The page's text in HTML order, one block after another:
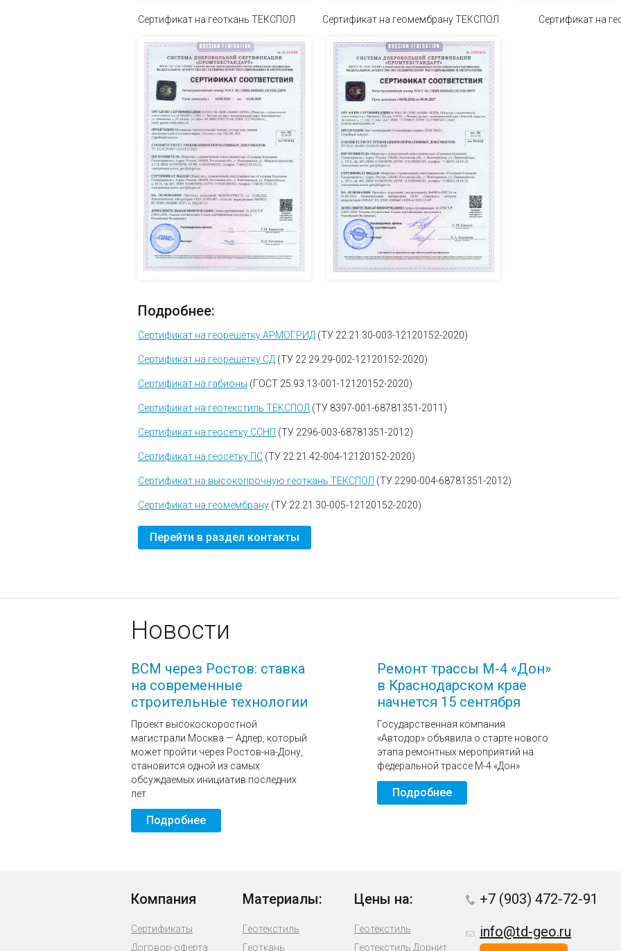
Сертификат на геоткань ТЕКСПОЛ Сертификат на геомембрану ТЕКСПОЛ Сертификат на
Подробнее:
Сертификат на георешетку АРМОГРИД (ТУ 22.21.30-003-12120152-2020)
Сертификат на георешетку СД (ТУ 22.29.29-002-12120152-2020)
Сертификат на габионы (ГОСТ 25.93.13-001-12120152-2020)
Сертификат на геотекстиль ТЕКСПОЛ (ТУ 8397-001-68781351-2011 )
Сертификат на геосетку ССНП (ТУ 2296-003-68781351-2012)
Сертификат на геосетку ПС (ТУ 22.21.42-004-12120152-2020)
Сертификат на высокопрочную геоткань ТЕКСПОЛ (ТУ 2290-004-68781351-2012)
Сертификат на геомембрану (ТУ 22.21.30-005-12120152-2020)
Перейти в раздел контакты
Новости
ВСМ через Ростов: ставка
на современные
строительные технологии
Проект высокоскоростной
магистрали Москва — Адлер, который
может пройти через Ростов-на-Дону,
становится одной из самых
обсуждаемых инициатив последних
лет
Подробнее
Ремонт трассы М-4 «Дон»
в Краснодарском крае
начнется 15 сентября
Государственная компания
«Автодор» объявила о старте нового
этапа ремонтных мероприятий на
федеральной трассе М-4 «Дон»
Подробнее
Компания
Сертификаты
Договор-оферта
Материалы:
Геотекстиль
Геоткань
Цены на:
Геотекстиль
Геотекстиль Дорнит
+7 (903) 472-72-91
info@td-geo.ru